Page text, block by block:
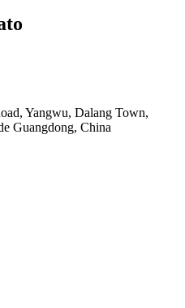
Yangwu, Dalang Town,
Guangdong, China